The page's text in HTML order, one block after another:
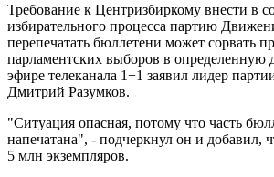
Требование к Центризбиркому внести в
избирательного процесса партию
перепечатать бюллетени может сорвать
парламентских выборов в определенную
эфире телеканала 1+1 заявил лидер
Дмитрий Разумков.
"Ситуация опасная, потому что часть
напечатана", - подчеркнул он и добавил,
5 млн экземпляров.